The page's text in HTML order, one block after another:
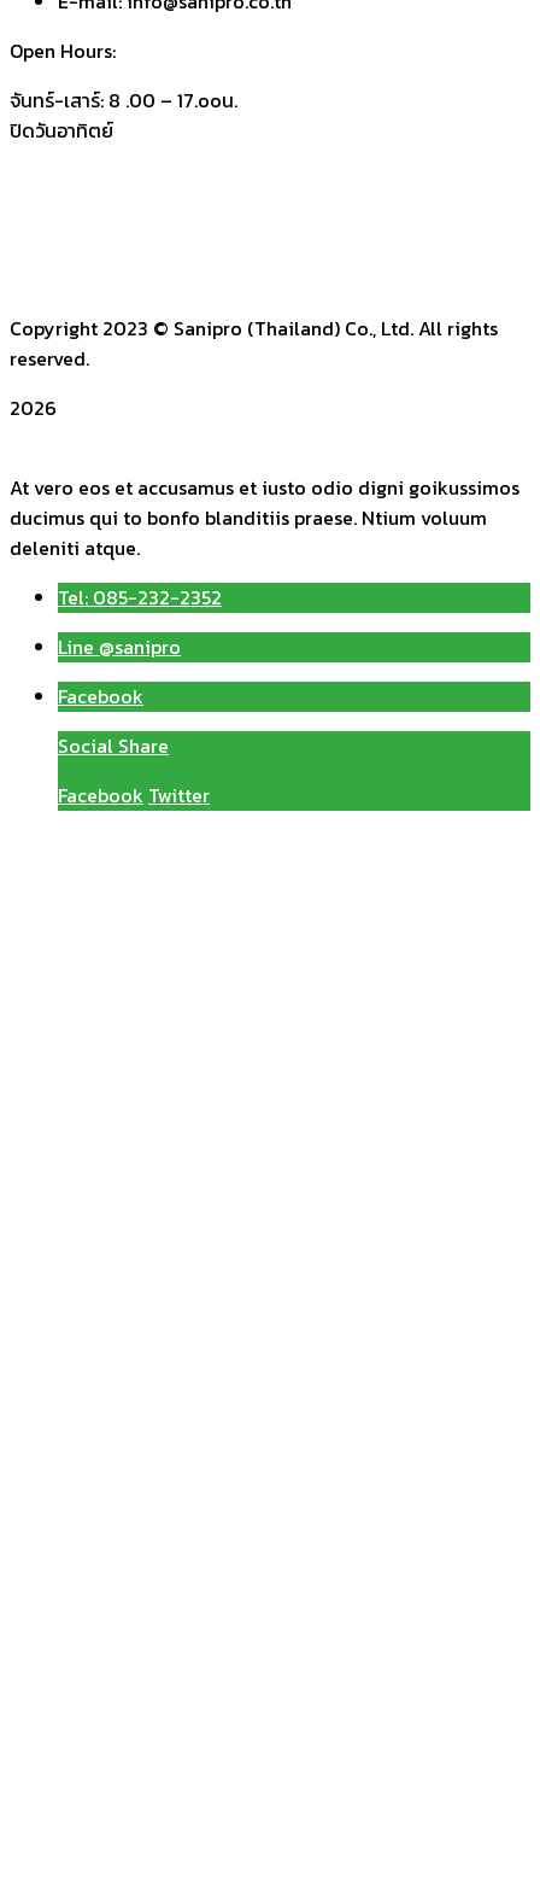
Open Hours:
จันทร์-เสาร์: 8 .00 – 17.ooน.
ปิดวันอาทิตย์
Copyright 2023 © Sanipro (Thailand) Co., Ltd. All rights
reserved.
2026
At vero eos et accusamus et iusto odio digni goikussimos
ducimus qui to bonfo blanditiis praese. Ntium voluum
deleniti atque.
Tel: 085-232-2352
Line @sanipro
Facebook
Social Share
Facebook Twitter